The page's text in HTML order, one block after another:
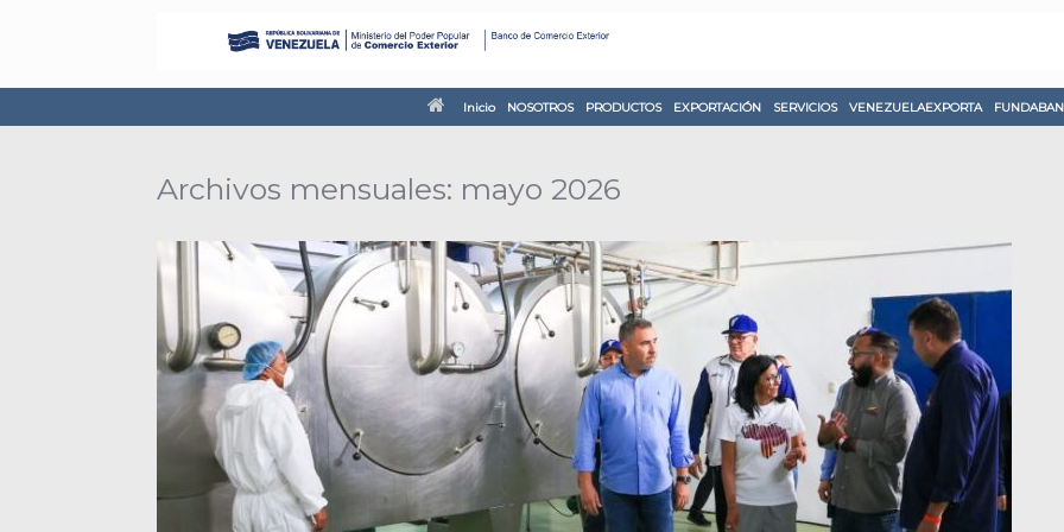
Inicio NOSOTROS PRODUCTOS EXPORTACIÓN SERVICIOS VENEZUELAEXPORTA
Archivos mensuales: mayo 2026